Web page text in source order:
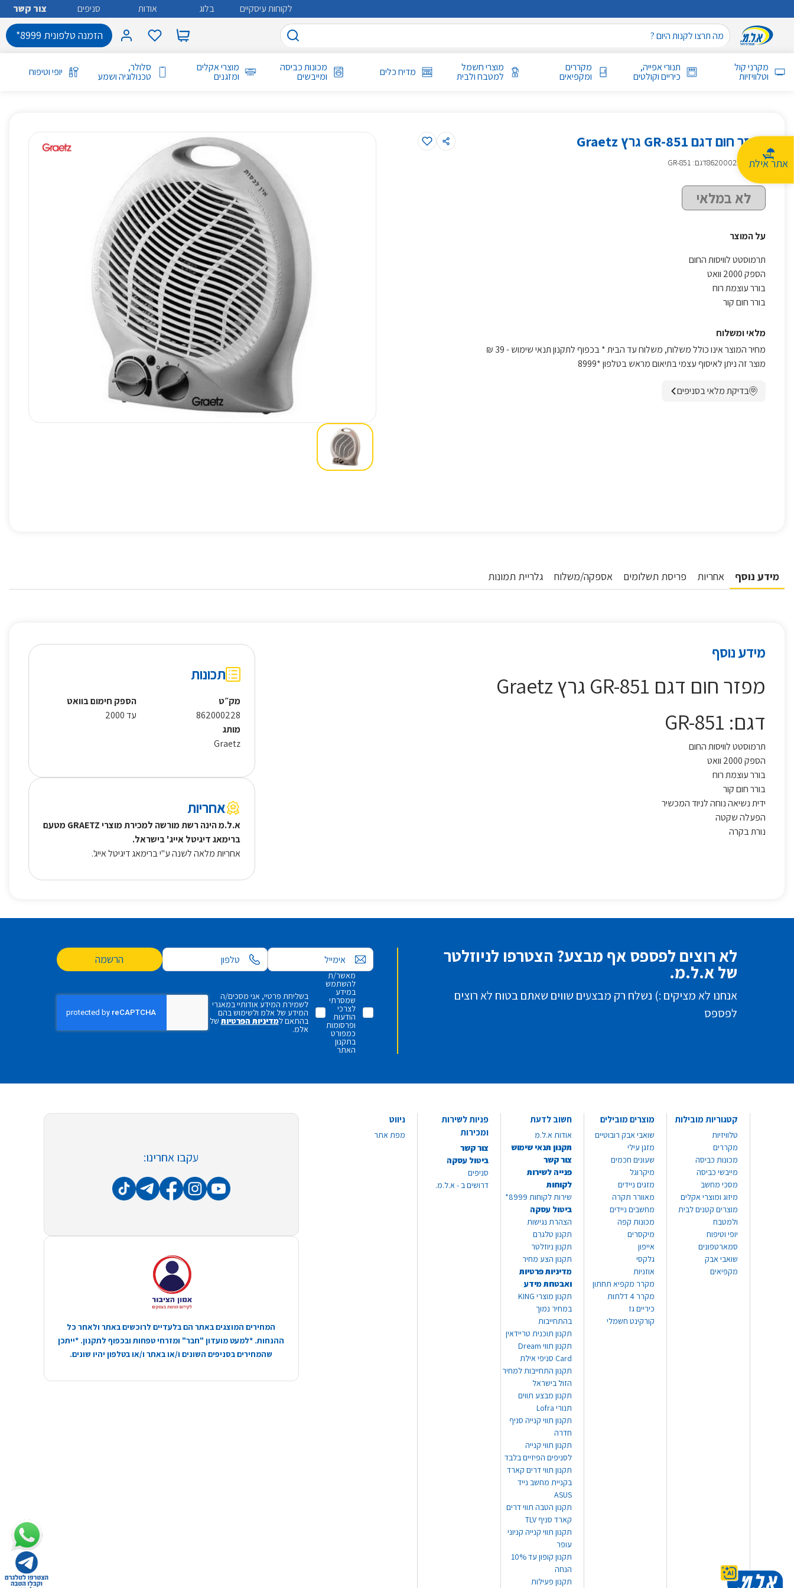
אתר אילת
לקוחות עיסקיים בלוג אודות סניפים צור קשר
הזמנה טלפונית 8999*
מקרני קול
וטלוויזיות
תנורי אפייה,
כיריים וקולטים
מקררים
ומקפיאים
מוצרי חשמל
למטבח ולבית מדיח כלים מכונות כביסה
ומייבשים
מוצרי אקלים
ומזגנים
סלולר,
טכנולוגיה ושמע יופי וטיפוח
מפזר חום דגם GR-851 גרץ Graetz
מק״ט 862000228דגם: GR-851
לא במלאי
על המוצר
תרמוסטט לוויסות החום
הספק 2000 וואט
בורר עוצמת רוח
בורר חום קור
מלאי ומשלוח
מחיר המוצר אינו כולל משלוח, משלוח עד הבית * בכפוף לתקנון תנאי שימוש- 39 ₪
מוצר זה ניתן לאיסוף עצמי בתיאום מראש בטלפון *8999
בדיקת מלאי בסניפים
מידע נוסף אחריות פריסת תשלומים אספקה/משלוח גלריית תמונות
מידע נוסף
מפזר חום דגם GR-851 גרץ Graetz
דגם: GR-851
תרמוסטט לוויסות החום
הספק 2000 וואט
בורר עוצמת רוח
בורר חום קור
ידית נשיאה נוחה לניוד המכשיר
הפעלה שקטה
נורת בקרה
תכונות
מק״ט
862000228
הספק חימום בוואט
עד 2000
מותג
Graetz
אחריות
א.ל.מ הינה רשת מורשה למכירת מוצרי GRAETZ מטעם
ברימאג דיגיטל אייג' בישראל.
אחריות מלאה לשנה ע"י ברימאג דיגיטל אייג'.
לא רוצים לפספס אף מבצע? הצטרפו לניוזלטר
של א.ל.מ.
אנחנו לא מציקים :) נשלח רק מבצעים שווים שאתם בטוח לא רוצים
לפספס
אימייל הרשמה
מאשר/ת
להשתמש
במידע
שמסרתי
לצרכי
הודעות
ופרסומות
כמפורט
בתקנון
האתר
בשליחת פרטיי, אני מסכים/ה
לשמירת המידע אודותיי במאגרי
המידע של אלמ ולשימוש בהם
בהתאם למדיניות הפרטיות של
אלמ.
קטגוריות מובילות
טלוויזיות
מקררים
מכונות כביסה
מייבשי כביסה
מסכי מחשב
מיזוג ומוצרי אקלים
מוצרים קטנים לבית
ולמטבח
יופי וטיפוח
סמארטפונים
שואבי אבק
מקפיאים
מוצרים מובילים
שואבי אבק רובוטיים
מזגן עילי
שעונים חכמים
מיקרוגל
מזגים ניידים
מאוורר תקרה
מחשבים ניידים
מכונות קפה
מיקסרים
אייפון
גלקסי
אוזניות
מקרר מקפיא תחתון
מקרר 4 דלתות
כיריים גז
קורקינט חשמלי
חשוב לדעת
אודות א.ל.מ
תקנון תנאי שימוש
צור קשר
פנייה לשירות
לקוחות
שירות לקוחות 8999*
ביטול עסקה
הצהרת נגישות
תקנון טלגרם
תקנון ניוזלטר
תקנון הצע מחיר
מדיניות פרטיות
ואבטחת מידע
תקנון מוצרי KING
במחיר נמוך
בהתחייבות
תקנון תוכנית טריידאין
תקנון תווי Dream
Card סניפי אילת
תקנון התחייבות למחיר
הזול בישראל
תקנון מבצע תווים
תנורי Lofra
תקנון תווי קנייה סניף
חדרה
תקנון תווי קנייה
לסניפים הפיזיים בלבד
תקנון תווי דרים קארד
בקניית מחשב נייד
ASUS
תקנון הטבה תווי דרים
קארד סניף TLV
תקנון תווי קנייה קניוני
עופר
תקנון קופון עד 10%
הנחה
תקנון פעילות
פניות לשירות
ומכירות
צור קשר
ביטול עסקה
סניפים
דרושים ב - א.ל.מ.
ניווט
מפת אתר
עקבו אחרינו:
המחירים המוצגים באתר הם בלעדיים לרוכשים באתר ולאחר כל
ההנחות. *למעט מועדון "חבר" ומזרחי טפחות ובכפוף לתקנון. *ייתכן
שהמחירים בסניפים השונים ו/או באתר ו/או בטלפון יהיו שונים.